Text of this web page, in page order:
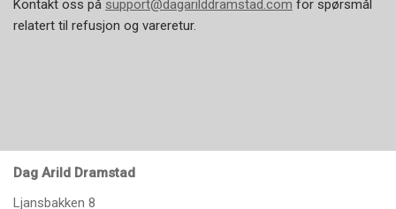
Kontakt oss på support@dagarilddramstad.com for spørsmål
relatert til refusjon og vareretur.
Dag Arild Dramstad
Ljansbakken 8